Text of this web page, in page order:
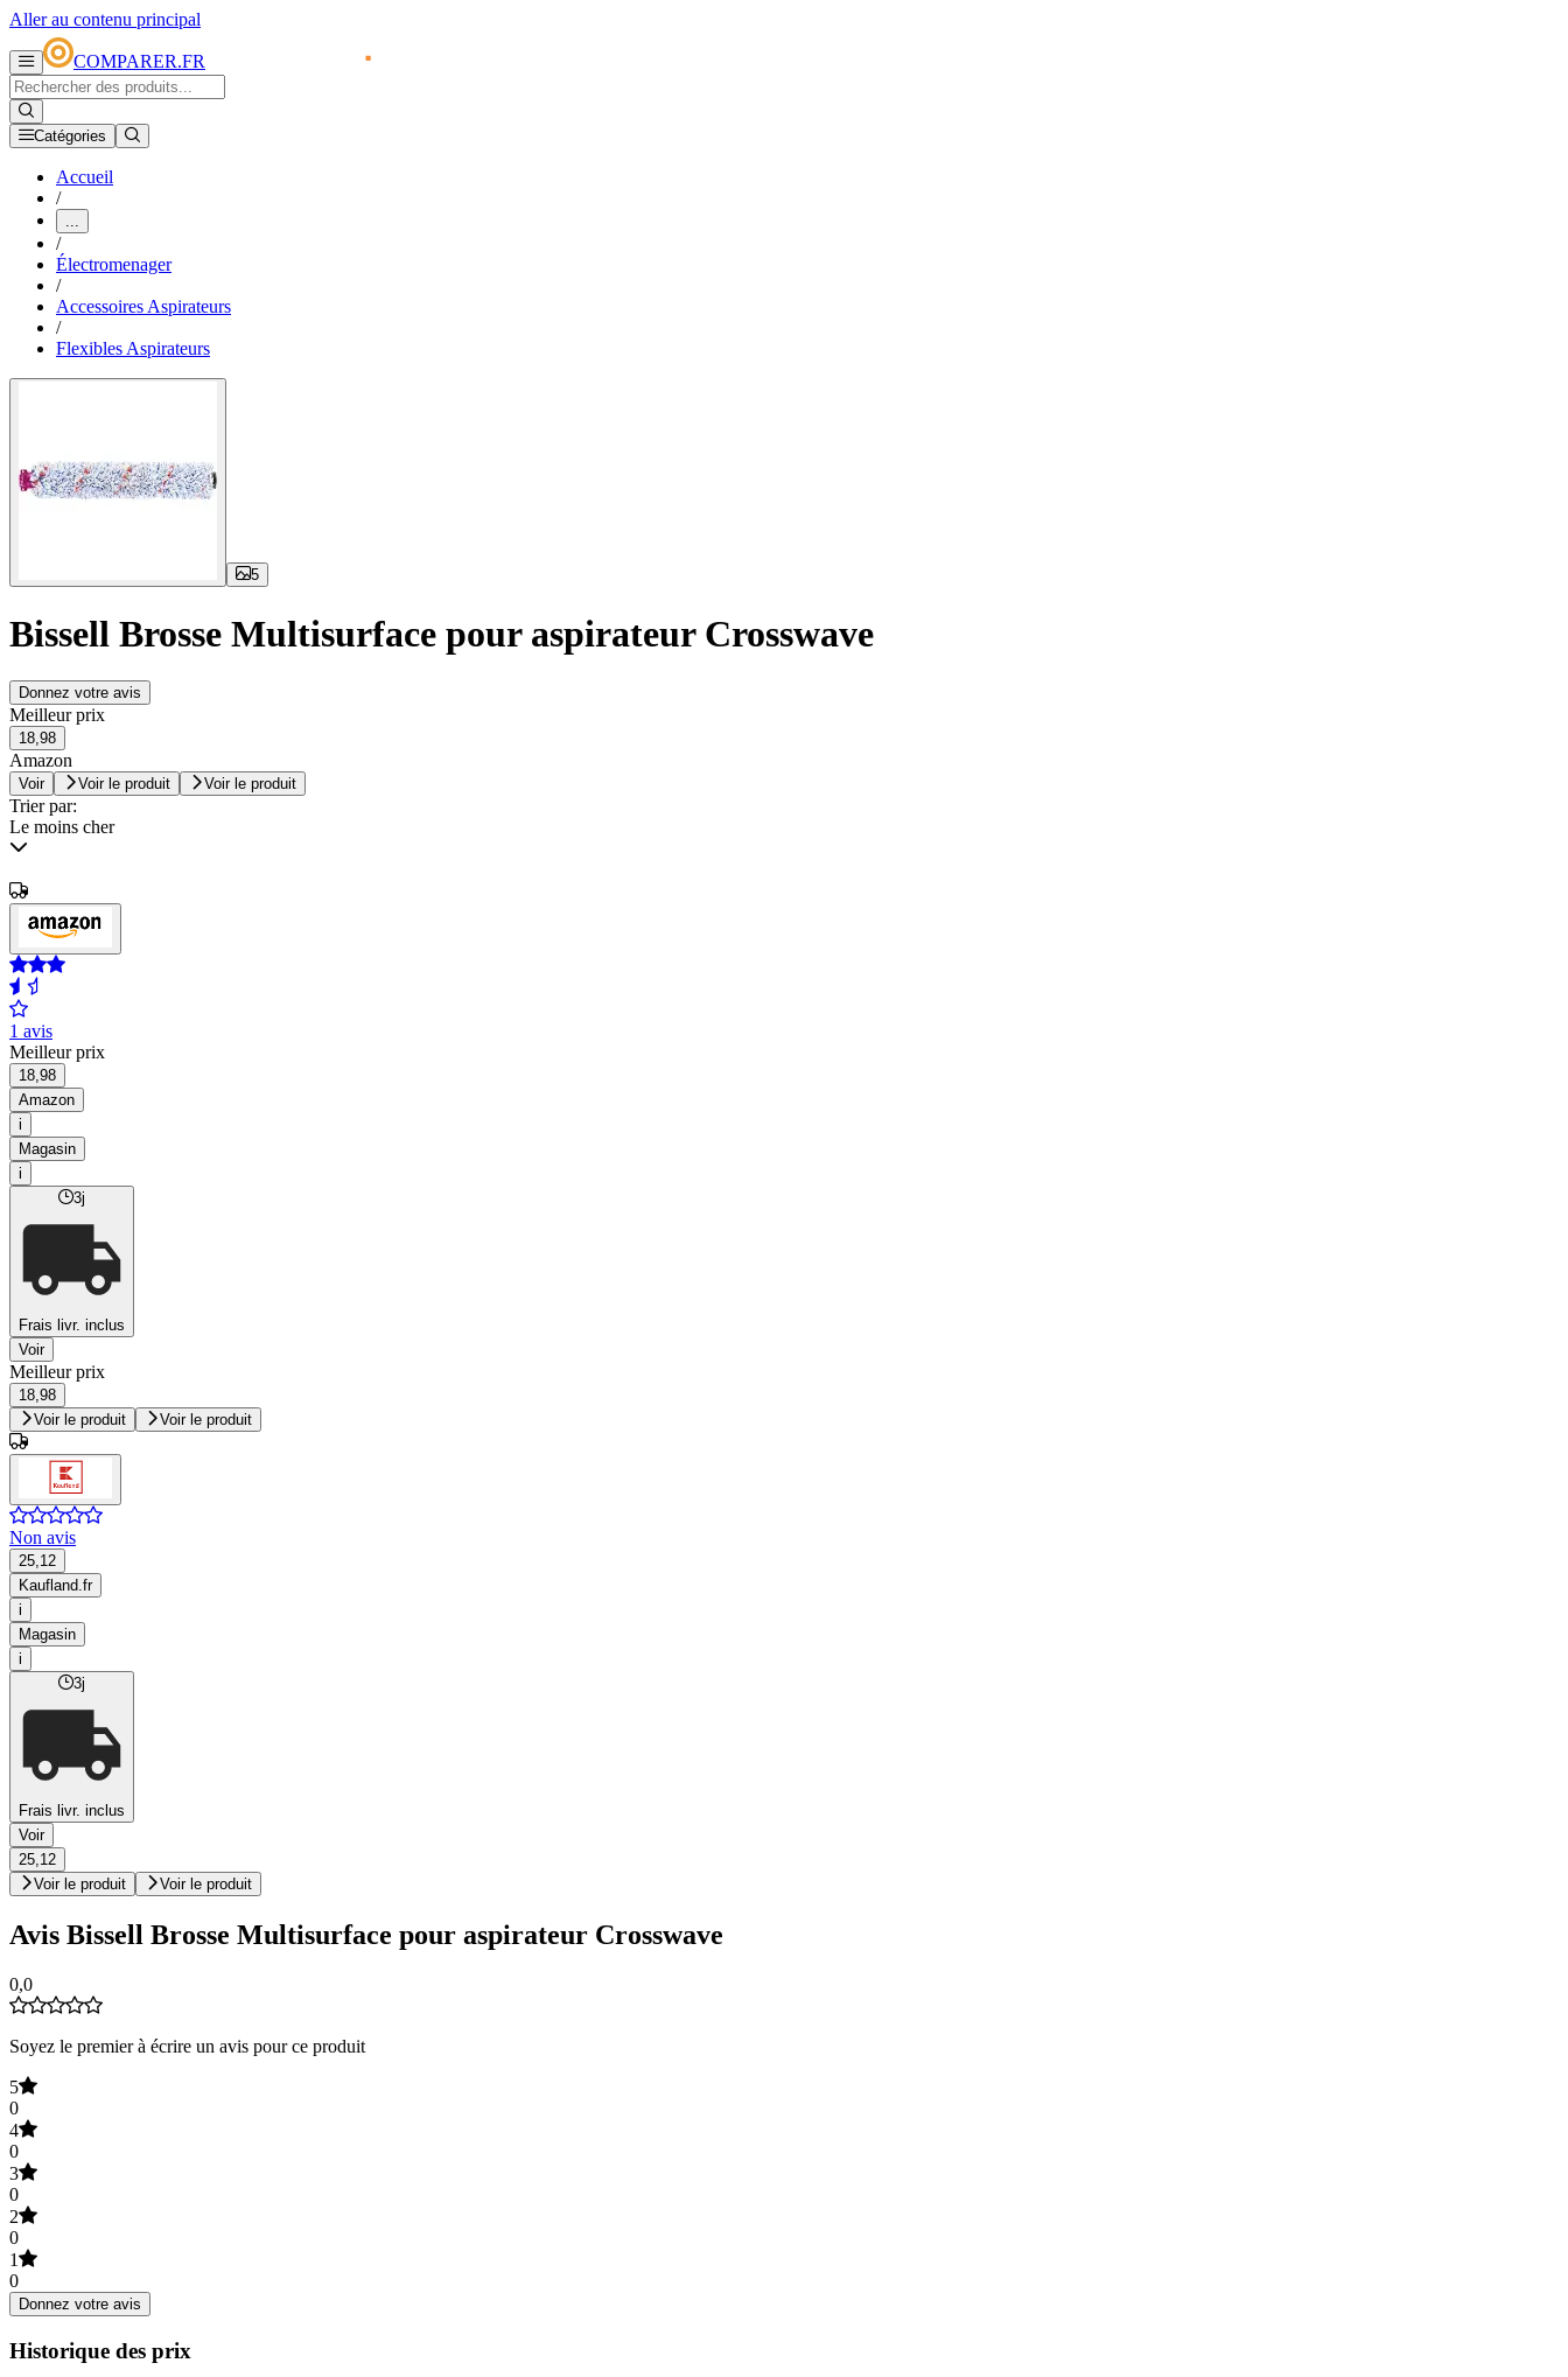
Aller au contenu principal
COMPARER.FR
Catégories
Accueil
/
...
/
Électromenager
/
Accessoires Aspirateurs
/
Flexibles Aspirateurs
5
Bissell Brosse Multisurface pour aspirateur Crosswave
Donnez votre avis
Meilleur prix
18,98
Amazon
Voir Voir le produit Voir le produit
Trier par:
Le moins cher
1 avis
Meilleur prix
18,98
Amazon
i
Magasin
i
3j
Frais livr. inclus
Voir
Meilleur prix
18,98
Voir le produit
Voir le produit
Non avis
25,12
Kaufland.fr
i
Magasin
i
3j
Frais livr. inclus
Voir
25,12
Voir le produit
Voir le produit
Avis Bissell Brosse Multisurface pour aspirateur Crosswave
0,0
Soyez le premier à écrire un avis pour ce produit
5
0
4
0
3
0
2
0
1
0
Donnez votre avis
Historique des prix